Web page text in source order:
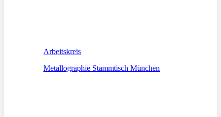
Arbeitskreis
Metallographie Stammtisch München